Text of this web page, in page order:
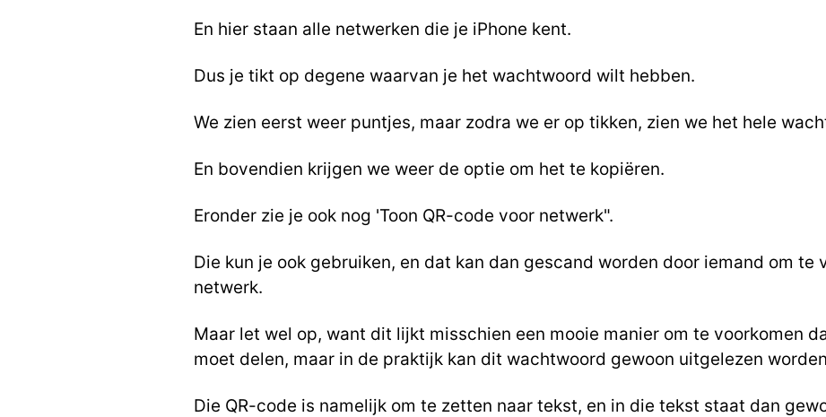
En hier staan alle netwerken die je iPhone kent.
Dus je tikt op degene waarvan je het wachtwoord wilt hebben.
We zien eerst weer puntjes, maar zodra we er op tikken, zien we het hele
En bovendien krijgen we weer de optie om het te kopiëren.
Eronder zie je ook nog 'Toon QR-code voor netwerk".
Die kun je ook gebruiken, en dat kan dan gescand worden door iemand om te
netwerk.
Maar let wel op, want dit lijkt misschien een mooie manier om te voorkomen
moet delen, maar in de praktijk kan dit wachtwoord gewoon uitgelezen
Die QR-code is namelijk om te zetten naar tekst, en in die tekst staat dan